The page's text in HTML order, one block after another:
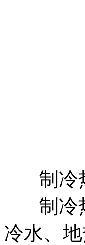
制冷
制冷
冷水、